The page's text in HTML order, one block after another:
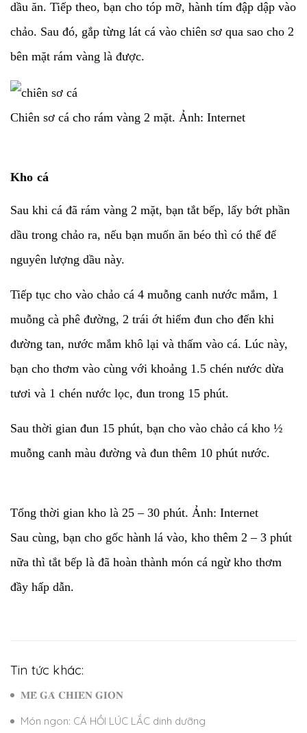
dầu ăn. Tiếp theo, bạn cho tóp mỡ, hành tím đập dập vào
chảo. Sau đó, gắp từng lát cá vào chiên sơ qua sao cho 2
bên mặt rám vàng là được.
Chiên sơ cá cho rám vàng 2 mặt. Ảnh: Internet
Kho cá
Sau khi cá đã rám vàng 2 mặt, bạn tắt bếp, lấy bớt phần
dầu trong chảo ra, nếu bạn muốn ăn béo thì có thể để
nguyên lượng dầu này.
Tiếp tục cho vào chảo cá 4 muỗng canh nước mắm, 1
muỗng cà phê đường, 2 trái ớt hiểm đun cho đến khi
đường tan, nước mắm khô lại và thấm vào cá. Lúc này,
bạn cho thơm vào cùng với khoảng 1.5 chén nước dừa
tươi và 1 chén nước lọc, đun trong 15 phút.
Sau thời gian đun 15 phút, bạn cho vào chảo cá kho ½
muỗng canh màu đường và đun thêm 10 phút nước.
Tổng thời gian kho là 25 – 30 phút. Ảnh: Internet
Sau cùng, bạn cho gốc hành lá vào, kho thêm 2 – 3 phút
nữa thì tắt bếp là đã hoàn thành món cá ngừ kho thơm
đầy hấp dẫn.
Tin tức khác:
𝐌𝐄̂̀ 𝐆𝐀̀ 𝐂𝐇𝐈𝐄̂𝐍 𝐆𝐈𝐎̀𝐍
Món ngon: CÁ HỒI LÚC LẮC dinh dưỡng